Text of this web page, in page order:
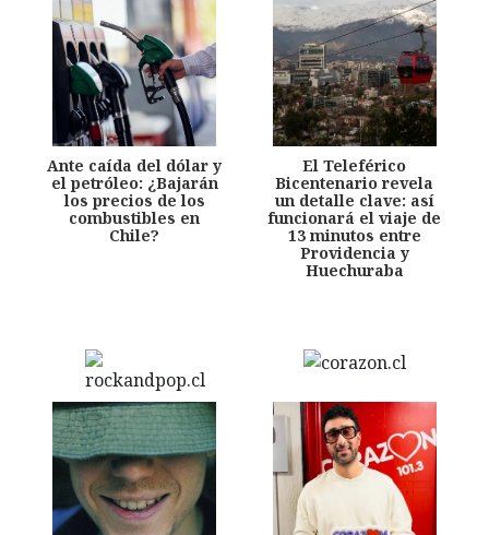
Ante caída del dólar y
el petróleo: ¿Bajarán
los precios de los
combustibles en
Chile?
El Teleférico
Bicentenario revela
un detalle clave: así
funcionará el viaje de
13 minutos entre
Providencia y
Huechuraba